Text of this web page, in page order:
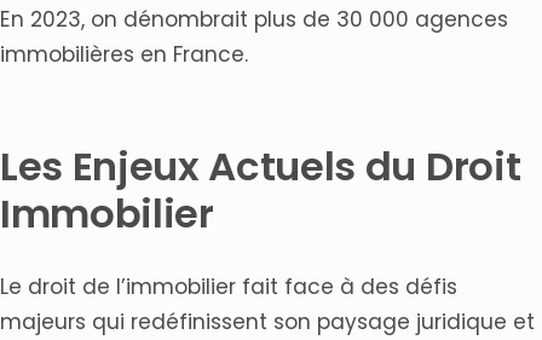
En 2023, on dénombrait plus de 30 000 agences
immobilières en France.
Les Enjeux Actuels du Droit
Immobilier
Le droit de l’immobilier fait face à des défis
majeurs qui redéfinissent son paysage juridique et